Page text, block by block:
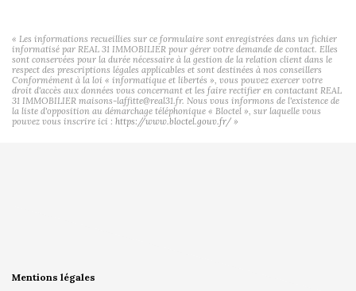
« Les informations recueillies sur ce formulaire sont enregistrées dans un fichier
informatisé par REAL 31 IMMOBILIER pour gérer votre demande de contact. Elles
sont conservées pour la durée nécessaire à la gestion de la relation client dans le
respect des prescriptions légales applicables et sont destinées à nos conseillers
Conformément à la loi « informatique et libertés », vous pouvez exercer votre
droit d'accès aux données vous concernant et les faire rectifier en contactant REAL
31 IMMOBILIER maisons-laffitte@real31.fr. Nous vous informons de l'existence de
la liste d'opposition au démarchage téléphonique « Bloctel », sur laquelle vous
pouvez vous inscrire ici : https://www.bloctel.gouv.fr/ »
Mentions légales